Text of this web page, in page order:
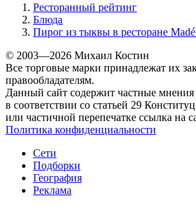
Ресторанный рейтинг
Блюда
Пирог из тыквы в ресторане
© 2003—2026 Михаил Костин
Все торговые марки принадлежат их
правообладателям.
Данный сайт содержит частные
в соответствии со статьей 29
или частичной перепечатке ссылка на
Политика конфиденциальности
Сети
Подборки
География
Реклама